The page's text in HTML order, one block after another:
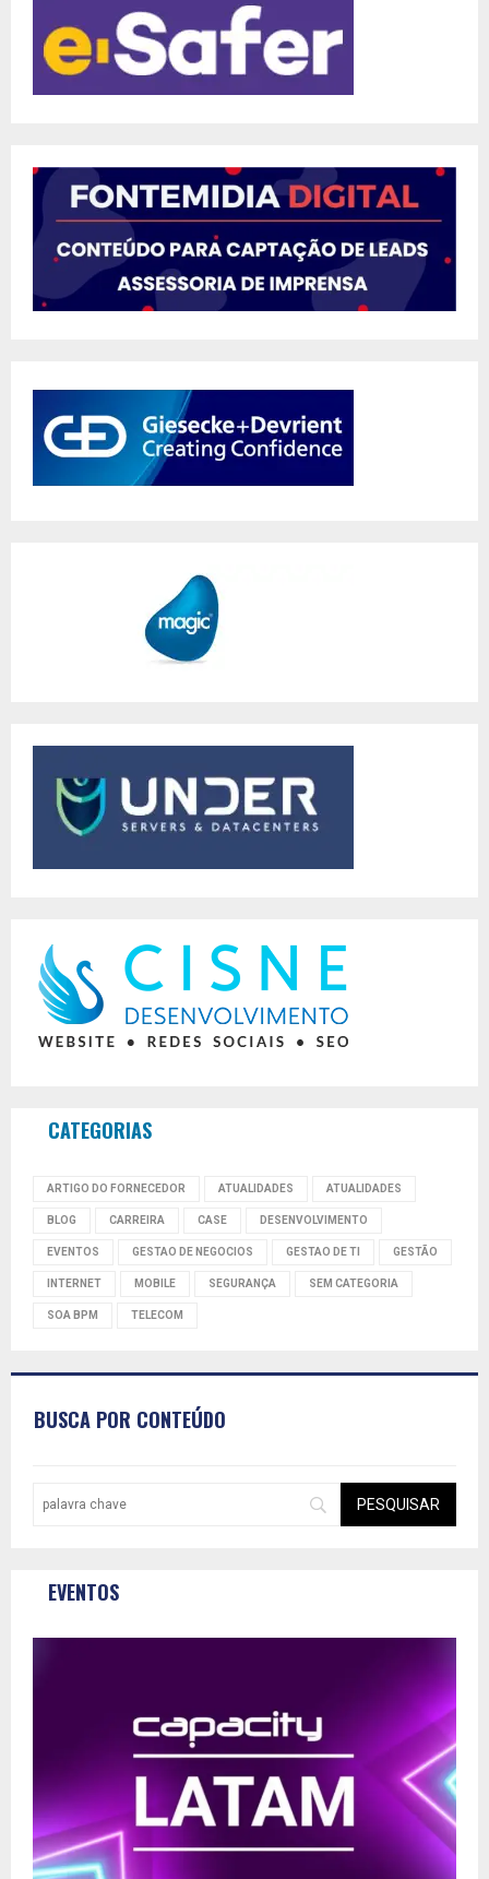
CATEGORIAS
ARTIGO DO FORNECEDOR ATUALIDADES ATUALIDADES
BLOG CARREIRA CASE DESENVOLVIMENTO
EVENTOS GESTAO DE NEGOCIOS GESTAO DE TI GESTÃO
INTERNET MOBILE SEGURANÇA SEM CATEGORIA
SOA BPM TELECOM
BUSCA POR CONTEÚDO
EVENTOS